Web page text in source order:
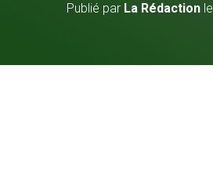
Publié par La Rédactionle